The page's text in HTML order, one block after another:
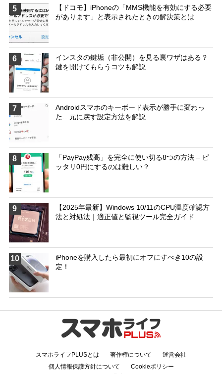
5
【ドコモ】iPhoneの「MMS機能を有効にする必要
があります」と表示されたときの解決策とは
6
インスタの鍵垢（非公開）を見る裏ワザはある？
鍵を開けてもらうコツも解説
7
Androidスマホのキーボード表示が勝手に変わっ
た…元に戻す設定方法を解説
8
「PayPay残高」を完全に使い切る8つの方法 – ピ
ッタリ0円にするのは難しい？
9
【2025年最新】Windows 10/11のCPU温度確認方
法と対処法｜適正値と監視ツール完全ガイド
10
iPhoneを購入したら最初にオフにすべき10の設
定！
スマホライフPLUSとは 著作権について
運営会社
個人情報保護方針について
Cookieポリシー